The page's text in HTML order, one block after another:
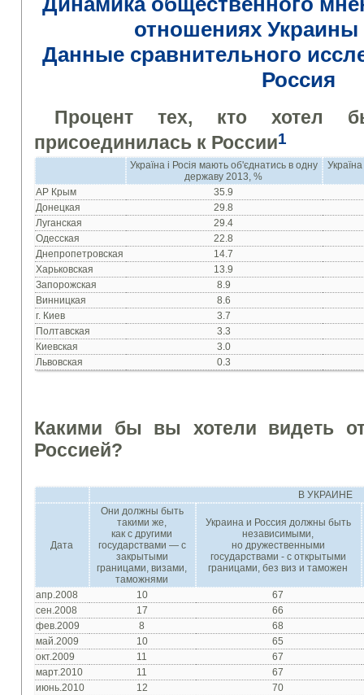
отношениях Украины
Данные сравнительного
Россия
Процент тех, кто хотел
присоединилась к России1
Україна i Росiя мають об'єднатись в одну
державу 2013, %
АР Крым
35.9
Донецкая
29.8
Луганская
29.4
Одесская
22.8
Днепропетровская
14.7
Харьковская
13.9
Запорожская
8.9
Винницкая
8.6
г. Киев
3.7
Полтавская
3.3
Киевская
3.0
Львовская
0.3
Какими бы вы хотели
видеть
Россией?
В УКРАИНЕ
Дата
Они должны быть
такими же,
как с другими
государствами — с
закрытыми
границами, визами,
таможнями
Украина и Россия должны быть
независимыми,
но дружественными
государствами - с открытыми
границами, без виз и таможен
апр.2008 10
67
сен.2008
17
66
фев.2009
8
68
май.2009
10
65
окт.2009
11
67
март.2010
11
67
июнь.2010
12
70